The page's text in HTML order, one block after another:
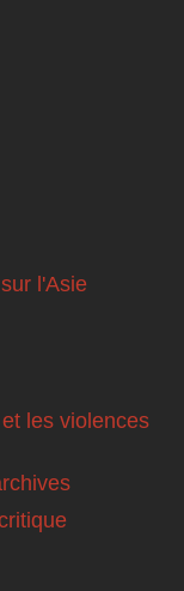
l'Asie
les violences